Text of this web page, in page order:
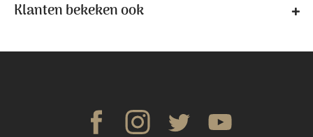
Klanten bekeken ook